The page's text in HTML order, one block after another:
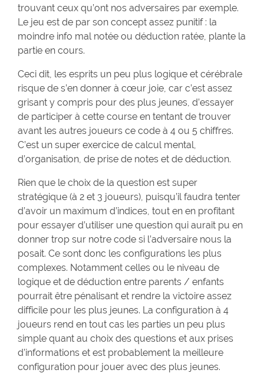
trouvant ceux qu’ont nos adversaires par exemple.
Le jeu est de par son concept assez punitif : la
moindre info mal notée ou déduction ratée, plante la
partie en cours.
Ceci dit, les esprits un peu plus logique et cérébrale
risque de s’en donner à cœur joie, car c’est assez
grisant y compris pour des plus jeunes, d’essayer
de participer à cette course en tentant de trouver
avant les autres joueurs ce code à 4 ou 5 chiffres.
C’est un super exercice de calcul mental,
d’organisation, de prise de notes et de déduction.
Rien que le choix de la question est super
stratégique (à 2 et 3 joueurs), puisqu’il faudra tenter
d’avoir un maximum d’indices, tout en en profitant
pour essayer d’utiliser une question qui aurait pu en
donner trop sur notre code si l’adversaire nous la
posait. Ce sont donc les configurations les plus
complexes. Notamment celles ou le niveau de
logique et de déduction entre parents / enfants
pourrait être pénalisant et rendre la victoire assez
difficile pour les plus jeunes. La configuration à 4
joueurs rend en tout cas les parties un peu plus
simple quant au choix des questions et aux prises
d’informations et est probablement la meilleure
configuration pour jouer avec des plus jeunes.